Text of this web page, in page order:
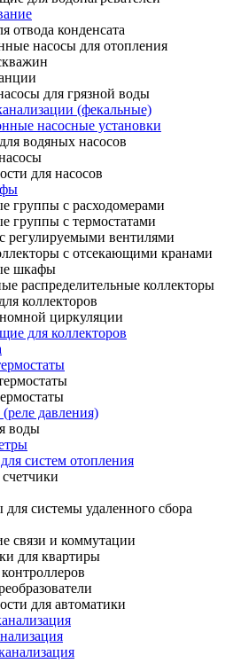
отвода конденсата
насосы для отопления
для грязной воды
(фекальные)
насосные установки
водяных насосов
для насосов
группы с расходомерами
группы с термостатами
регулируемыми вентилями
с отсекающими кранами
шкафы
распределительные коллекторы
коллекторов
циркуляции
для коллекторов
давления)
воды
систем отопления
системы удаленного сбора
связи и коммутации
для квартиры
для автоматики